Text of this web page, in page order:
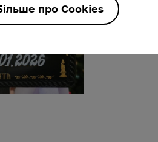
про Cookies